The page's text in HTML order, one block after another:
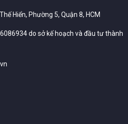
Hiển, Phường 5, Quận 8, HCM
do sở kế hoạch và đầu tư thành